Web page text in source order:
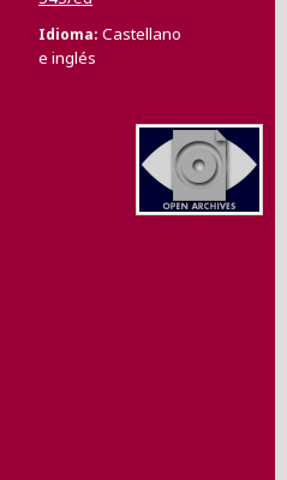
Idioma Castellano
e inglés